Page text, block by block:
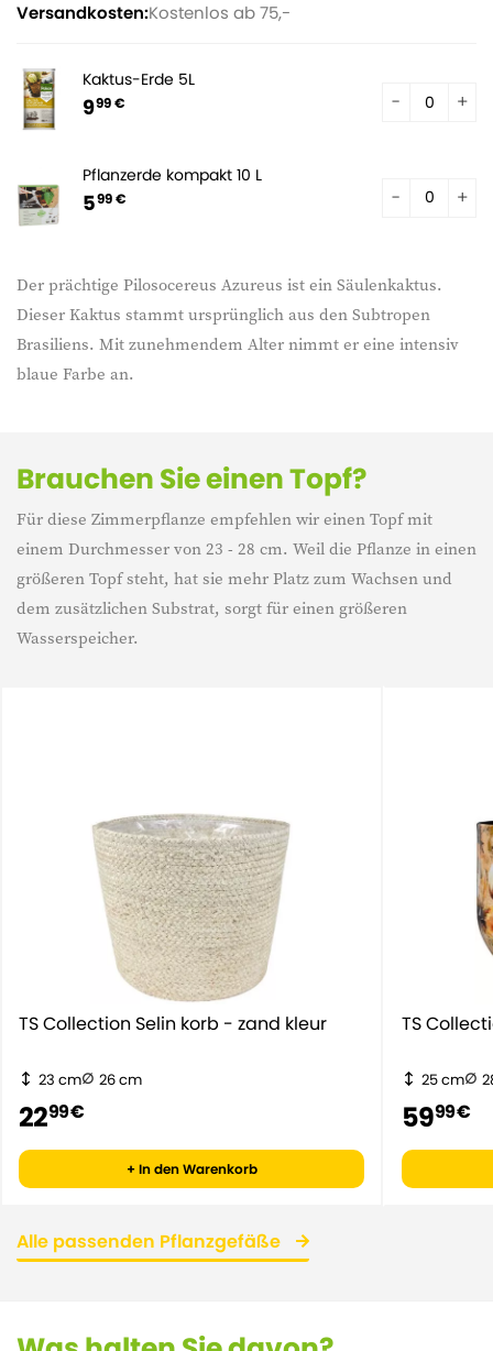
Der prächtige Pilosocereus Azureus ist ein Säulenkaktus.
Dieser Kaktus stammt ursprünglich aus den Subtropen
Brasiliens. Mit zunehmendem Alter nimmt er eine intensiv
blaue Farbe an.
Versandkosten:Kostenlos ab 75,-
Kaktus-Erde 5L
999 €
Pflanzerde kompakt 10 L
599 €
Brauchen Sie einen Topf?
Für diese Zimmerpflanze empfehlen wir einen Topf mit
einem Durchmesser von 23 - 28 cm. Weil die Pflanze in einen
größeren Topf steht, hat sie mehr Platz zum Wachsen und
dem zusätzlichen Substrat, sorgt für einen größeren
Wasserspeicher.
TS Collection Selin korb - zand kleur
23 cm 26 cm
2299 €
+ In den Warenkorb
TS
25 cm
5999 €
Alle passenden Pflanzgefäße